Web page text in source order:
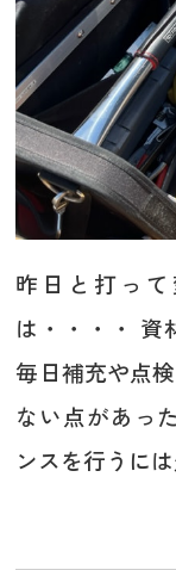
昨日と打っ
は・・・・ 資
毎日補充や点
ない点があっ
ンスを行うに